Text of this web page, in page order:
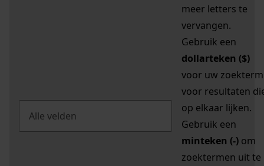
meer letters te
vervangen.
Gebruik een
dollarteken ($)
voor uw zoekterm
voor resultaten
op elkaar lijken.
Gebruik een
minteken (-) om
zoektermen uit te